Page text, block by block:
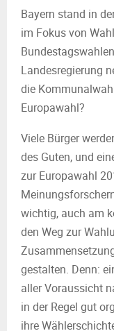
N
U
Bayern stand in
im Fokus von
Landesregierung
die
Europawahl?
Viele Bürger
des Guten, und
zur Europawahl
wichtig, auch am
den Weg zur
gestalten. Denn:
aller Voraussicht
in der Regel gut
ihre